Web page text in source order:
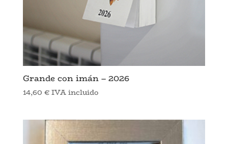
Grande con imán – 2026
14,60 €IVA incluido